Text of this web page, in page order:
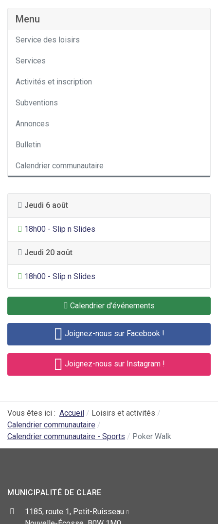
Menu
Service des loisirs
Services
Activités et inscription
Subventions
Annonces
Bulletin
Calendrier communautaire
Jeudi 6 août
Divertissement général
18h00 - Slip n Slides
Jeudi 20 août
Divertissement général
18h00 - Slip n Slides
Calendrier d'événements
Joignez-nous sur Facebook !
Joignez-nous sur Instagram !
Vous êtes ici : Accueil
Loisirs et activités
Calendrier communautaire
Calendrier communautaire - Sports
Poker Walk
MUNICIPALITÉ DE CLARE
1185, route 1, Petit-Ruisseau